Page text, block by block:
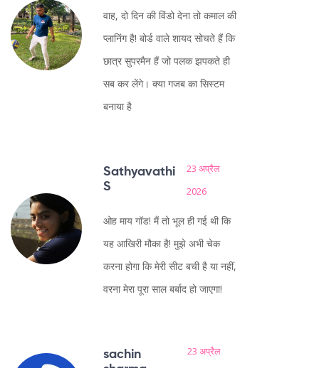
वाह, दो दिन की विंडो देना तो कमाल की
प्लानिंग है! बोर्ड वाले शायद सोचते हैं कि
छात्र सुपरमैन हैं जो पलक झपकते ही
सब कर लेंगे। क्या गजब का सिस्टम
बनाया है
Sathyavathi
S
23 अप्रैल
2026
ओह माय गॉड! मैं तो भूल ही गई थी कि
यह आखिरी मौका है! मुझे अभी चेक
करना होगा कि मेरी सीट बची है या नहीं,
वरना मेरा पूरा साल बर्बाद हो जाएगा!
sachin
23 अप्रैल